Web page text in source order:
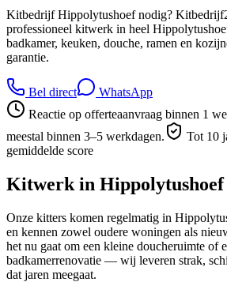
Kitbedrijf Hippolytushoef nodig?
professioneel kitwerk in heel
badkamer, keuken, douche, ramen en
garantie.
Bel direct
WhatsApp
Reactie op offerteaanvraag binnen 1
meestal binnen 3–5 werkdagen.
Tot 10
gemiddelde score
Kitwerk in Hippolytushoef
Onze kitters komen regelmatig in
en kennen zowel oudere woningen als
het nu gaat om een kleine doucheruimte of
badkamerrenovatie — wij leveren strak,
dat jaren meegaat.